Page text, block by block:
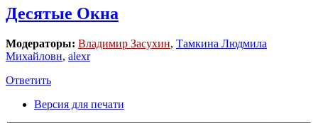
Десятые Окна
Модераторы: Владимир Засухин, Тамкина Людмила
Михайловн, alexr
Ответить
Версия для печати